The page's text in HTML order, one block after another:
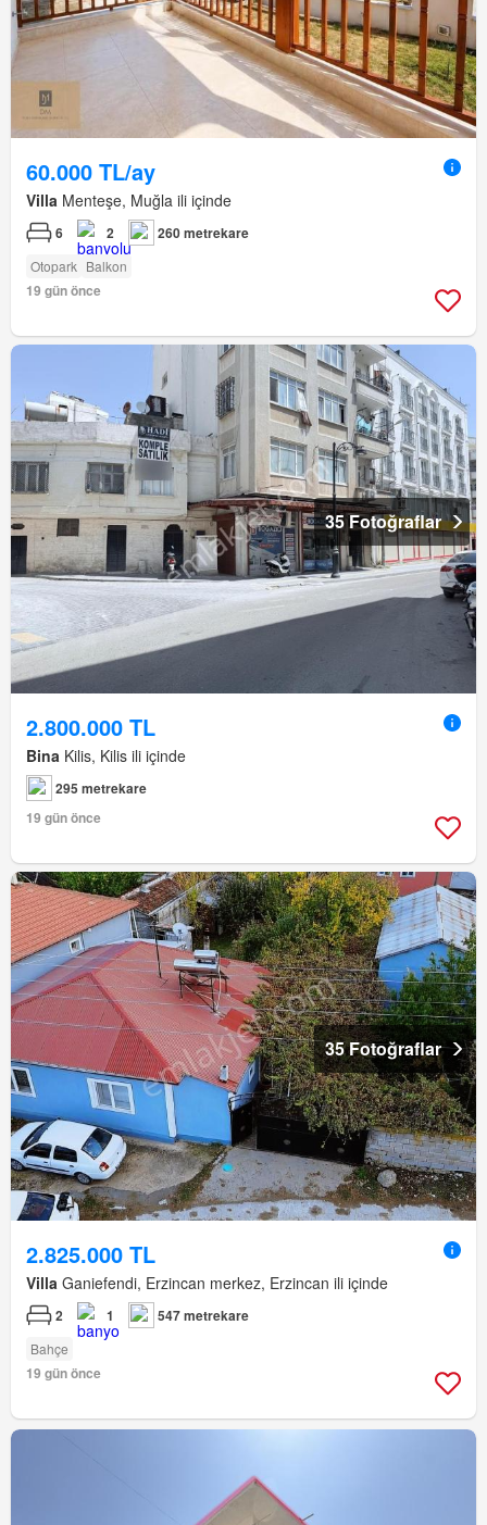
60.000 TL/ay
Villa Menteşe, Muğla ili içinde
6 2 260 metrekare
Otopark Balkon
19 gün önce
35 Fotoğraflar
2.800.000 TL
Bina Kilis, Kilis ili içinde
295 metrekare
19 gün önce
35 Fotoğraflar
2.825.000 TL
Villa Ganiefendi, Erzincan merkez, Erzincan ili içinde
2 1 547 metrekare
Bahçe
19 gün önce